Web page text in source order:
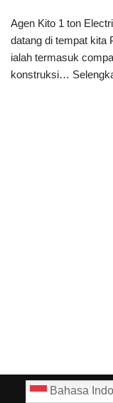
Agen Kito 1 ton
datang di tempat kita
ialah termasuk
konstruksi…
Neve|
Bahasa